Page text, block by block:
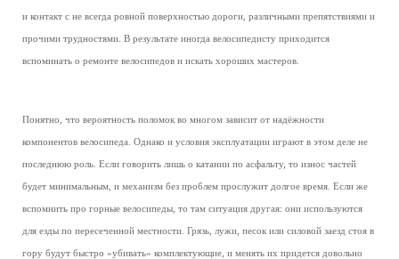
и контакт с не всегда ровной поверхностью дороги, различными препятствиями и
прочими трудностями. В результате иногда велосипедисту приходится
вспоминать о ремонте велосипедов и искать хороших мастеров.
Понятно, что вероятность поломок во многом зависит от надёжности
компонентов велосипеда. Однако и условия эксплуатации играют в этом деле не
последнюю роль. Если говорить лишь о катании по асфальту, то износ частей
будет минимальным, и механизм без проблем прослужит долгое время. Если же
вспомнить про горные велосипеды, то там ситуация другая: они используются
для езды по пересеченной местности. Грязь, лужи, песок или силовой заезд стоя в
гору будут быстро «убивать» комплектующие, и менять их придется довольно